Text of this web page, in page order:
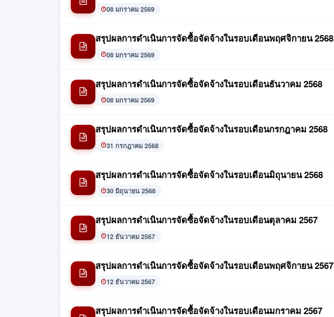
08 มกราคม 2569
สรุปผลการดำเนินการจัดซื้อจัดจ้างในรอบเดือนพฤศจิกายน 2568
08 มกราคม 2569
สรุปผลการดำเนินการจัดซื้อจัดจ้างในรอบเดือนธันวาคม 2568
08 มกราคม 2569
สรุปผลการดำเนินการจัดซื้อจัดจ้างในรอบเดือนกรกฎาคม 2568
31 กรกฎาคม 2568
สรุปผลการดำเนินการจัดซื้อจัดจ้างในรอบเดือนมิถุนายน 2568
30 มิถุนายน 2568
สรุปผลการดำเนินการจัดซื้อจัดจ้างในรอบเดือนตุลาคม 2567
12 ธันวาคม 2567
สรุปผลการดำเนินการจัดซื้อจัดจ้างในรอบเดือนพฤศจิกายน 2567
12 ธันวาคม 2567
สรุปผลการดำเนินการจัดซื้อจัดจ้างในรอบเดือนมกราคม 2567